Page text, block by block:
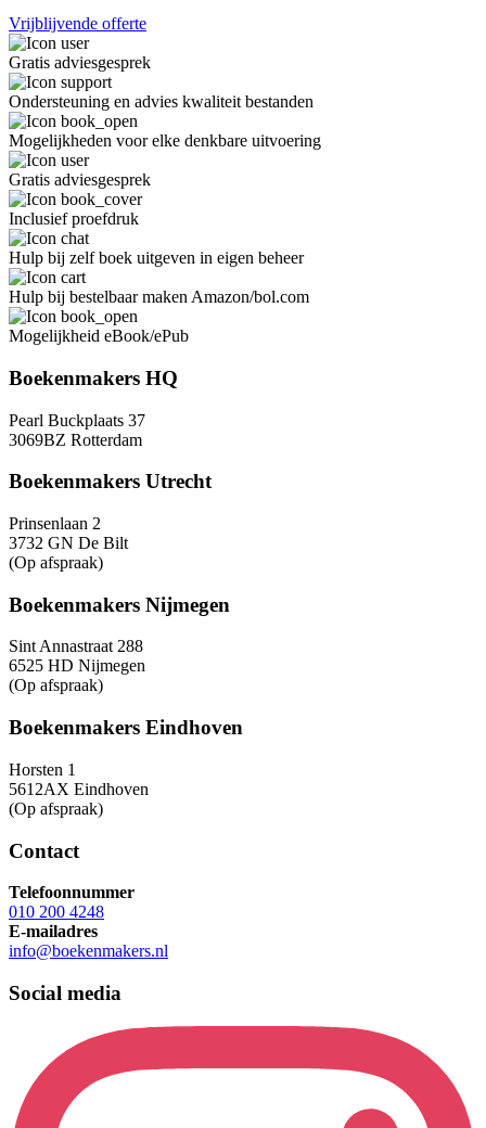
Vrijblijvende offerte
Gratis adviesgesprek
Ondersteuning en advies kwaliteit bestanden
Mogelijkheden voor elke denkbare uitvoering
Gratis adviesgesprek
Inclusief proefdruk
Hulp bij zelf boek uitgeven in eigen beheer
Hulp bij bestelbaar maken Amazon/bol.com
Mogelijkheid eBook/ePub
Boekenmakers HQ
Pearl Buckplaats 37
3069BZ Rotterdam
Boekenmakers Utrecht
Prinsenlaan 2
3732 GN De Bilt
(Op afspraak)
Boekenmakers Nijmegen
Sint Annastraat 288
6525 HD Nijmegen
(Op afspraak)
Boekenmakers Eindhoven
Horsten 1
5612AX Eindhoven
(Op afspraak)
Contact
Telefoonnummer
010 200 4248
E-mailadres
info@boekenmakers.nl
Social media